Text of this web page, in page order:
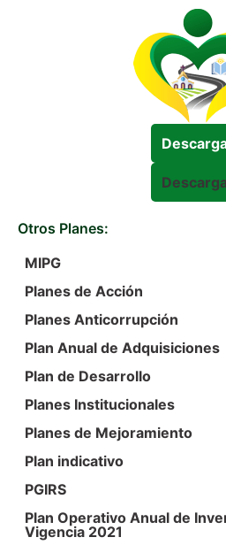
Otros Planes:
MIPG
Planes de Acción
Planes Anticorrupción
Plan Anual de Adquisiciones
Plan de Desarrollo
Planes Institucionales
Planes de Mejoramiento
Plan indicativo
PGIRS
Plan Operativo Anual de
Vigencia 2021